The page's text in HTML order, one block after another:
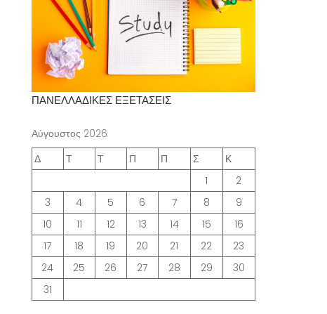
ΠΑΝΕΛΛΑΔΙΚΕΣ ΕΞΕΤΑΣΕΙΣ
Αύγουστος 2026
Δ
Τ Τ Π Π Σ
Κ
1
2
3
4 5 6 7 8
9
10
11 12 13 14 15
16
17
18 19 20 21 22
23
24
25 26 27 28 29
30
31